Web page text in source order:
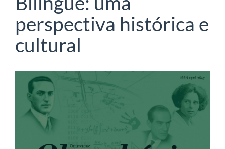
perspectiva histórica e
cultural
Barra
lateral
de
artigos